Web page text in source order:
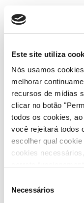
Este site utiliza
Nós usamos
melhorar
recursos de mídias
clicar no botão
todos os cookies,
você rejeitará todos
escolher qual
cookies
Para saber mais
Necessários
My